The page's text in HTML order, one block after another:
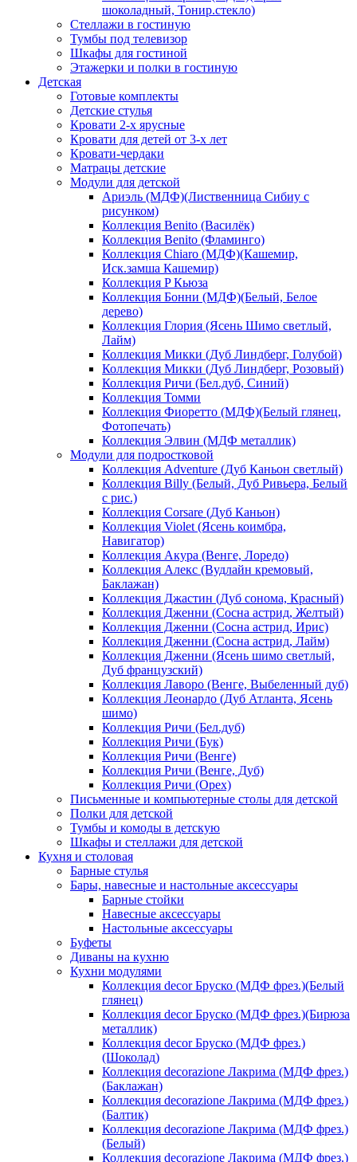
шоколадный, Тонир.стекло)
Стеллажи в гостиную
Тумбы под телевизор
Шкафы для гостиной
Этажерки и полки в гостиную
Детская
Готовые комплекты
Детские стулья
Кровати 2-х ярусные
Кровати для детей от 3-х лет
Кровати-чердаки
Матрацы детские
Модули для детской
Ариэль (МДФ)(Лиственница Сибиу с
рисунком)
Коллекция Benito (Василёк)
Коллекция Benito (Фламинго)
Коллекция Chiaro (МДФ)(Кашемир,
Иск.замша Кашемир)
Коллекция P Кьюза
Коллекция Бонни (МДФ)(Белый, Белое
дерево)
Коллекция Глория (Ясень Шимо светлый,
Лайм)
Коллекция Микки (Дуб Линдберг, Голубой)
Коллекция Микки (Дуб Линдберг, Розовый)
Коллекция Ричи (Бел.дуб, Синий)
Коллекция Томми
Коллекция Фиоретто (МДФ)(Белый глянец,
Фотопечать)
Коллекция Элвин (МДФ металлик)
Модули для подростковой
Коллекция Adventure (Дуб Каньон светлый)
Коллекция Billy (Белый, Дуб Ривьера, Белый
с рис.)
Коллекция Corsare (Дуб Каньон)
Коллекция Violet (Ясень коимбра,
Навигатор)
Коллекция Акура (Венге, Лоредо)
Коллекция Алекс (Вудлайн кремовый,
Баклажан)
Коллекция Джастин (Дуб сонома, Красный)
Коллекция Дженни (Cосна астрид, Желтый)
Коллекция Дженни (Cосна астрид, Ирис)
Коллекция Дженни (Cосна астрид, Лайм)
Коллекция Дженни (Ясень шимо светлый,
Дуб французский)
Коллекция Лаворо (Венге, Выбеленный дуб)
Коллекция Леонардо (Дуб Атланта, Ясень
шимо)
Коллекция Ричи (Бел.дуб)
Коллекция Ричи (Бук)
Коллекция Ричи (Венге)
Коллекция Ричи (Венге, Дуб)
Коллекция Ричи (Орех)
Письменные и компьютерные столы для детской
Полки для детской
Тумбы и комоды в детскую
Шкафы и стеллажи для детской
Кухня и столовая
Барные стулья
Бары, навесные и настольные аксессуары
Барные стойки
Навесные аксессуары
Настольные аксессуары
Буфеты
Диваны на кухню
Кухни модулями
Коллекция decor Бруско (МДФ фрез.)(Белый
глянец)
Коллекция decor Бруско (МДФ фрез.)(Бирюза
металлик)
Коллекция decor Бруско (МДФ фрез.)
(Шоколад)
Коллекция decorazione Лакрима (МДФ фрез.)
(Баклажан)
Коллекция decorazione Лакрима (МДФ фрез.)
(Балтик)
Коллекция decorazione Лакрима (МДФ фрез.)
(Белый)
Коллекция decorazione Лакрима (МДФ фрез.)